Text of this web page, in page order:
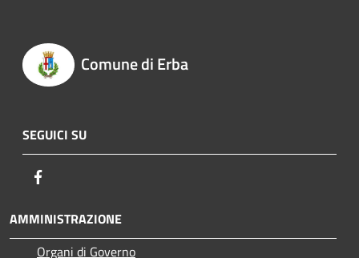
Comune di Erba
SEGUICI SU
AMMINISTRAZIONE
Organi di Governo